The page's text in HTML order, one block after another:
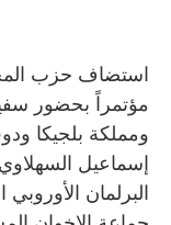
استضاف حزب
مؤتمراً بحضور
ومملكة بلجيكا
إسماعيل
البرلمان